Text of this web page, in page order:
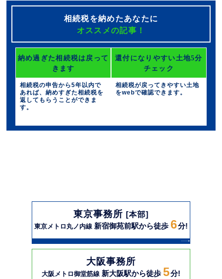
相続税を納めたあなたに
オススメの記事！
納め過ぎた相続税は戻って
きます
相続税の申告から5年以内で
あれば、納めすぎた相続税を
返してもらうことができま
す。
還付になりやすい土地5分
チェック
相続税が戻ってきやすい土地
をwebで確認できます。
大阪事務所
大阪メトロ御堂筋線 新大阪駅から徒歩 5分!
東京事務所 [本部]
東京メトロ丸ノ内線 新宿御苑前駅から徒歩 6分!